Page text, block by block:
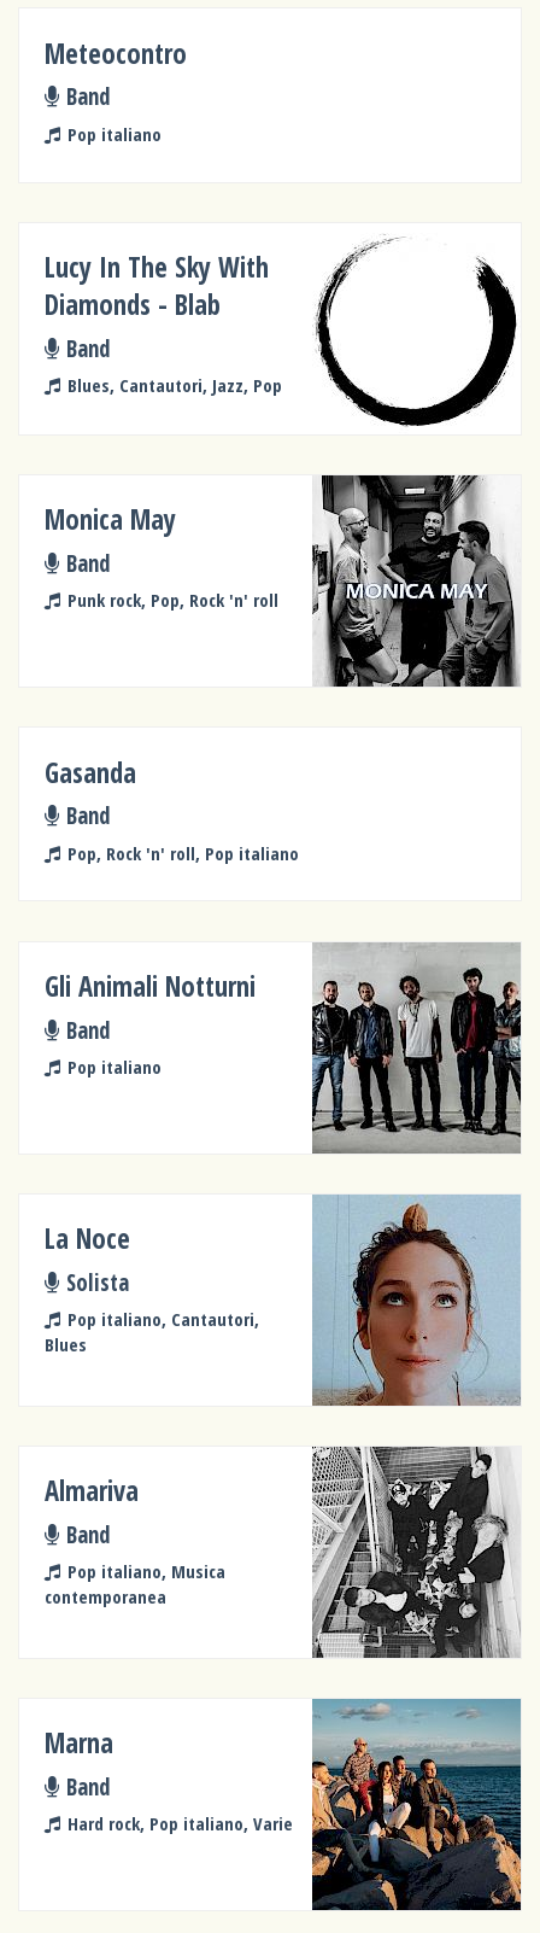
Meteocontro
Band
Pop italiano
Lucy In The Sky With
Diamonds - Blab
Band
Blues, Cantautori, Jazz, Pop
Monica May
Band
Punk rock, Pop, Rock 'n' roll
Gasanda
Band
Pop, Rock 'n' roll, Pop italiano
Gli Animali Notturni
Band
Pop italiano
La Noce
Solista
Pop italiano, Cantautori,
Blues
Almariva
Band
Pop italiano, Musica
contemporanea
Marna
Band
Hard rock, Pop italiano, Varie